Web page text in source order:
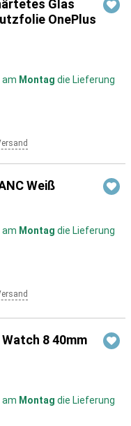
Glas
OnePlus
am Montag die Lieferung
Weiß
am Montag die Lieferung
8 40mm
am Montag die Lieferung